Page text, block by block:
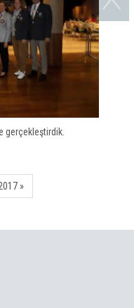
gerçekleştirdik.
»